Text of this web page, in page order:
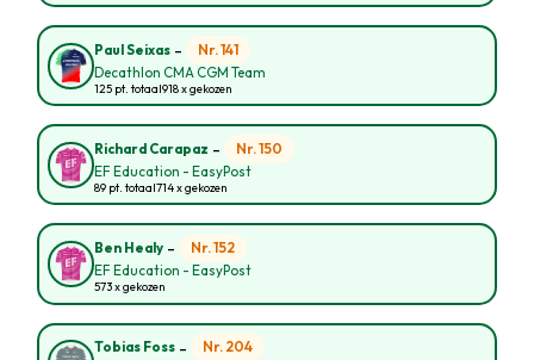
Paul Seixas - Nr. 141
Decathlon CMA CGM Team
125 pt. totaal918 x gekozen
Richard Carapaz - Nr. 150
EF Education - EasyPost
89 pt. totaal714 x gekozen
Ben Healy - Nr. 152
EF Education - EasyPost
573 x gekozen
Tobias Foss - Nr. 204